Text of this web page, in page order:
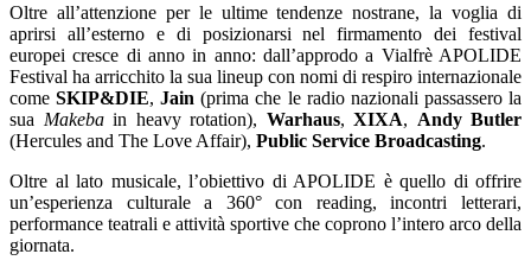
Oltre all’attenzione per le ultime tendenze nostrane, la voglia di
aprirsi all’esterno e di posizionarsi nel firmamento dei festival
europei cresce di anno in anno: dall’approdo a Vialfrè APOLIDE
Festival ha arricchito la sua lineup con nomi di respiro internazionale
comeSKIP&DIE,Jain (prima che le radio nazionali passassero la
sua Makeba in heavy rotation), Warhaus, XIXA, Andy Butler
(Hercules and The Love Affair), Public Service Broadcasting.
Oltre al lato musicale, l’obiettivo di APOLIDE è quello di offrire
un’esperienza culturale a 360° con reading, incontri letterari,
performance teatrali e attività sportive che coprono l’intero arco della
giornata.